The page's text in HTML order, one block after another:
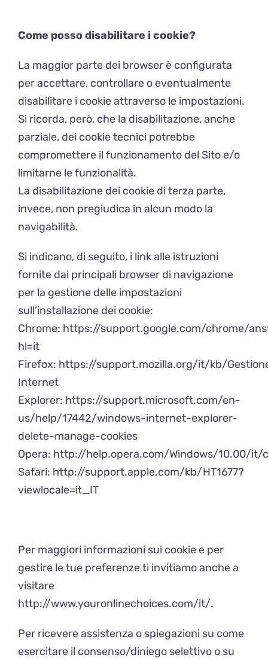
Come posso disabilitare i cookie?
La maggior parte dei browser è configurata
per accettare, controllare o eventualmente
disabilitare i cookie attraverso le impostazioni.
Si ricorda, però, che la disabilitazione, anche
parziale, dei cookie tecnici potrebbe
compromettere il funzionamento del Sito e/o
limitarne le funzionalità.
La disabilitazione dei cookie di terza parte,
invece, non pregiudica in alcun modo la
navigabilità.
Si indicano, di seguito, i link alle istruzioni
fornite dai principali browser di navigazione
per la gestione delle impostazioni
sull’installazione dei cookie:
Chrome: https://support.google.com/chrome/
hl=it
Firefox: https://support.mozilla.org/it/kb/
Internet
Explorer: https://support.microsoft.com/en-
us/help/17442/windows-internet-explorer-
delete-manage-cookies
Opera: http://help.opera.com/Windows/10.00/it/
Safari: http://support.apple.com/kb/HT1677?
viewlocale=it_IT
Per maggiori informazioni sui cookie e per
gestire le tue preferenze ti invitiamo anche a
visitare
http://www.youronlinechoices.com/it/.
Per ricevere assistenza o spiegazioni su come
esercitare il consenso/diniego selettivo o su